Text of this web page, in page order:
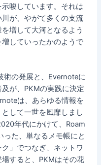
唆しています。それは
が、やがて多くの支流
増して大河となるよう
していったかのようで
術の発展と、Evernoteに
が、PKMの実践に決定
は、あらゆる情報を
して一世を風靡しまし
年代にかけて、Roam
た、単なるメモ帳にと
」でつなぎ、ネットワ
すると、PKMはその花